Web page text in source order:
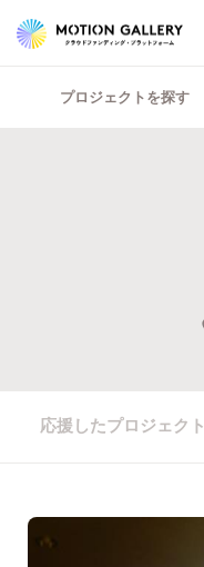
プロジェクトを探す
応援したプロジェクト